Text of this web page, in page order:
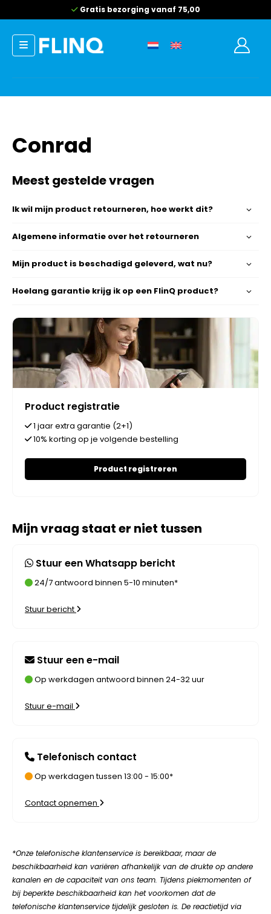
Gratis bezorging vanaf 75,00
Conrad
Meest gestelde vragen
Ik wil mijn product retourneren, hoe werkt dit?
Algemene informatie over het retourneren
Mijn product is beschadigd geleverd, wat nu?
Hoelang garantie krijg ik op een FlinQ product?
Product registratie
1 jaar extra garantie (2+1)
10% korting op je volgende bestelling
Product registreren
Mijn vraag staat er niet tussen
Stuur een Whatsapp bericht
24/7 antwoord binnen 5-10 minuten*
Stuur bericht
Stuur een e-mail
Op werkdagen antwoord binnen 24-32 uur
Stuur e-mail
Telefonisch contact
Op werkdagen tussen 13:00 - 15:00*
Contact opnemen
*Onze telefonische klantenservice is bereikbaar, maar de
beschikbaarheid kan variëren afhankelijk van de drukte op andere
kanalen en de capaciteit van ons team. Tijdens piekmomenten of
bij beperkte beschikbaarheid kan het voorkomen dat de
telefonische klantenservice tijdelijk gesloten is. De reactietijd via